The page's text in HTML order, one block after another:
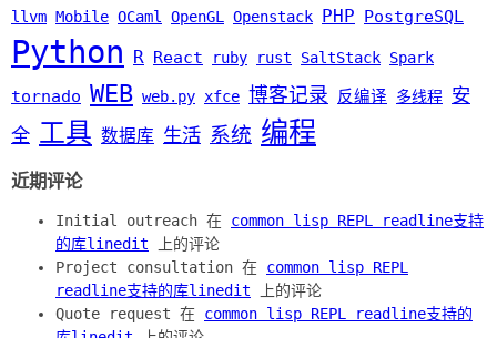
llvm Mobile OCaml OpenGL Openstack PHP PostgreSQL
Python R React ruby rust SaltStack Spark
tornado WEB web.py xfce 博客记录 反编译 多线程 安
全 工具 数据库 生活 系统 编程
近期评论
Initial outreach 在 common lisp REPL readline支持
的库linedit 上的评论
Project consultation 在 common lisp REPL
readline支持的库linedit 上的评论
Quote request 在 common lisp REPL readline支持的